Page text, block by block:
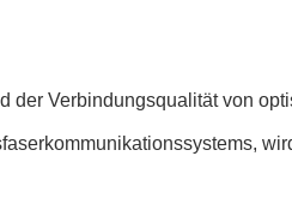
der Verbindungsqualität von